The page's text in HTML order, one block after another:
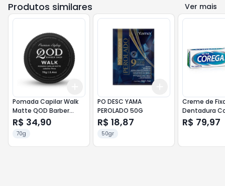
Produtos similares Ver mais
+10
Add
Pomada Capilar Walk
Matte QOD Barber
Shop 70g
R$ 34,90
70g
Add
PO DESC YAMA
PEROLADO 50G
R$ 18,87
50gr
Creme de
Dentadura
Ultra Sabor
R$ 79,97